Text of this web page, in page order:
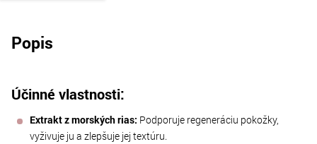
Popis
Účinné vlastnosti:
Extrakt z morských rias: Podporuje regeneráciu pokožky,
vyživuje ju a zlepšuje jej textúru.